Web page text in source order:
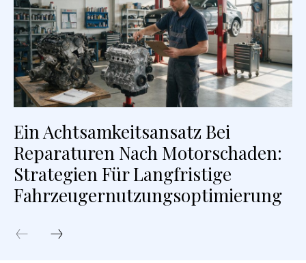
Ein Achtsamkeitsansatz Bei
Reparaturen Nach Motorschaden:
Strategien Für Langfristige
Fahrzeugernutzungsoptimierung